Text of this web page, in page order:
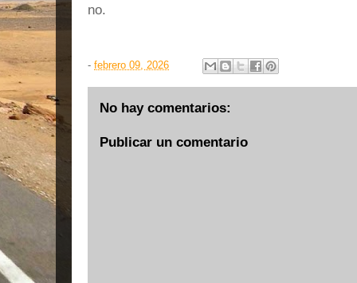
no.
- febrero 09, 2026
No hay comentarios:
Publicar un comentario